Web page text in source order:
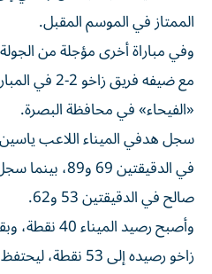
الممتاز في الموسم المقبل.
مع ضيفه فريق
«الفيحاء» في محافظة البصرة.
سجل هدفي الميناء اللاعب
في الدقيقتين
صالح في الدقيقتين 53 و62.
زاخو رصيده إلى 53 نقطة، ليحتفظ بالمركز التاسع.